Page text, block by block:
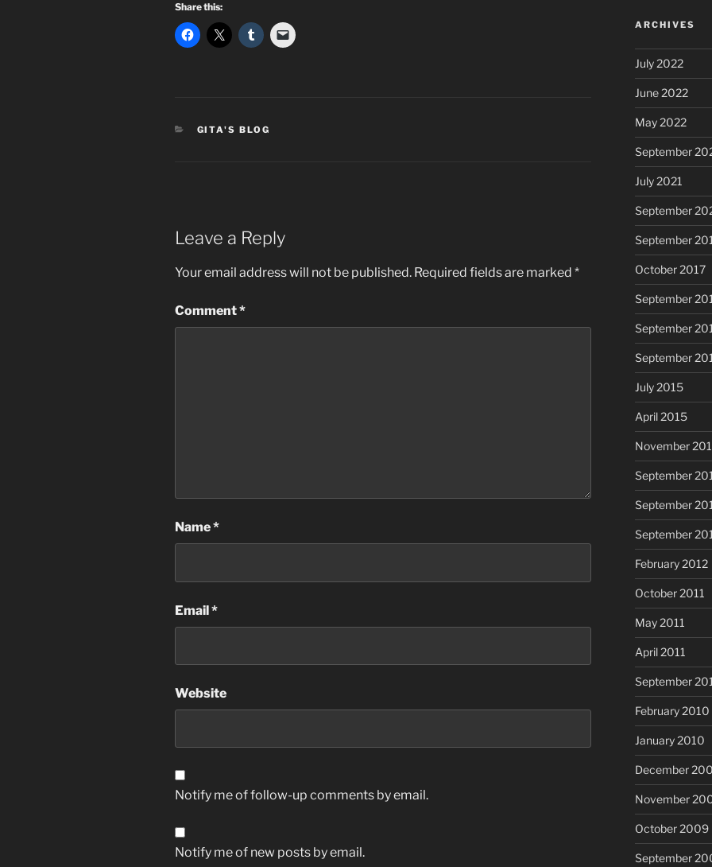
Share this:
CATEGORIES
GITA'S BLOG
Leave a Reply
Your email address will not be published. Required fields are marked *
Comment*
Name*
Email*
Website
Notify me of follow-up comments by email.
Notify me of new posts by email.
ARCHIVES
July 2022
June 2022
May 2022
September
July 2021
September
September
October 2017
September
September
September
July 2015
April 2015
November
September
September
September
February 2012
October 2011
May 2011
April 2011
September
February 2010
January 2010
December
November
October 2009
September